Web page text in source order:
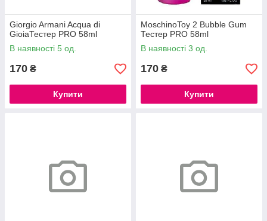
Giorgio Armani Acqua di
GioiaТестер PRO 58ml
В наявності 5 од.
170 ₴
Купити
MoschinoToy 2 Bubble Gum
Тестер PRO 58ml
В наявності 3 од.
170 ₴
Купити